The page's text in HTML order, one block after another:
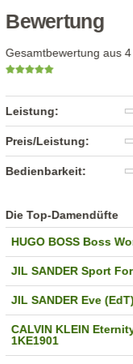
Bewertung
Gesamtbewertung aus
Leistung:
Preis/Leistung:
Bedienbarkeit:
Die Top-Damendüfte
HUGO BOSS Boss
JIL SANDER Sport
JIL SANDER Eve
CALVIN KLEIN
1KE1901